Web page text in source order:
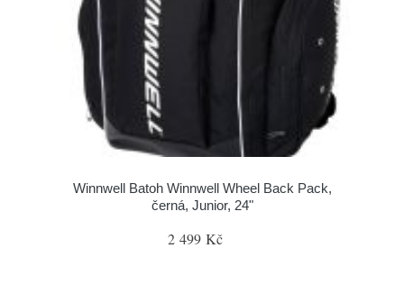
Winnwell Batoh Winnwell Wheel Back Pack,
černá, Junior, 24"
2 499 Kč